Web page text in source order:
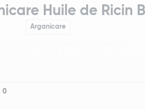
Huile de Ricin
Arganicare
0